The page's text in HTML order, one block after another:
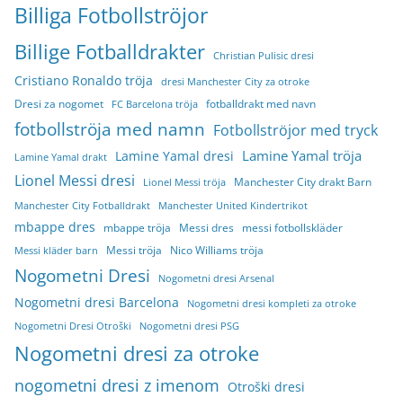
Billiga Fotbollströjor
Billige Fotballdrakter Christian Pulisic dresi
Cristiano Ronaldo tröja dresi Manchester City za otroke
Dresi za nogomet FC Barcelona tröja fotballdrakt med navn
fotbollströja med namn Fotbollströjor med tryck
Lamine Yamal drakt Lamine Yamal dresi Lamine Yamal tröja
Lionel Messi dresi Lionel Messi tröja Manchester City drakt Barn
Manchester City Fotballdrakt Manchester United Kindertrikot
mbappe dres mbappe tröja Messi dres messi fotbollskläder
Messi kläder barn Messi tröja Nico Williams tröja
Nogometni Dresi Nogometni dresi Arsenal
Nogometni dresi Barcelona
Nogometni dresi kompleti za otroke
Nogometni Dresi Otroški
Nogometni dresi PSG
Nogometni dresi za otroke
nogometni dresi z imenom Otroški dresi